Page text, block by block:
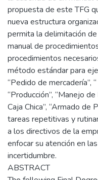
propuesta de este TFG
nueva estructura
permita la delimitación
manual de
procedimientos
método estándar para
“Pedido de mercadería”,
“Producción”, “Manejo
Caja Chica”, “Armado
tareas repetitivas y
a los directivos de la
enfocar su atención en
incertidumbre.
ABSTRACT